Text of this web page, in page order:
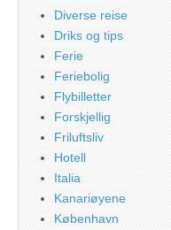
Diverse reise
Driks og tips
Ferie
Feriebolig
Flybilletter
Forskjellig
Friluftsliv
Hotell
Italia
Kanariøyene
København